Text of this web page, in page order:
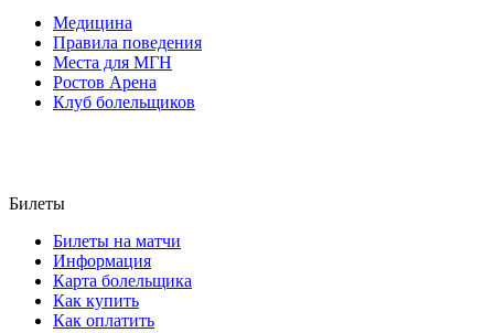
Медицина
Правила поведения
Места для МГН
Ростов Арена
Клуб болельщиков
Билеты
Билеты на матчи
Информация
Карта болельщика
Как купить
Как оплатить